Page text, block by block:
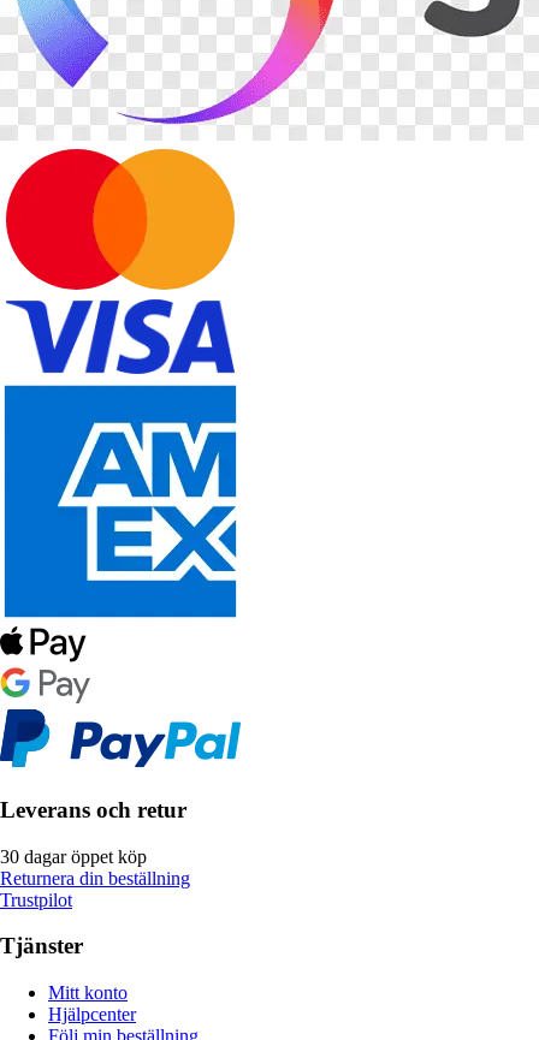
Leverans och retur
30 dagar öppet köp
Returnera din beställning
Trustpilot
Tjänster
Mitt konto
Hjälpcenter